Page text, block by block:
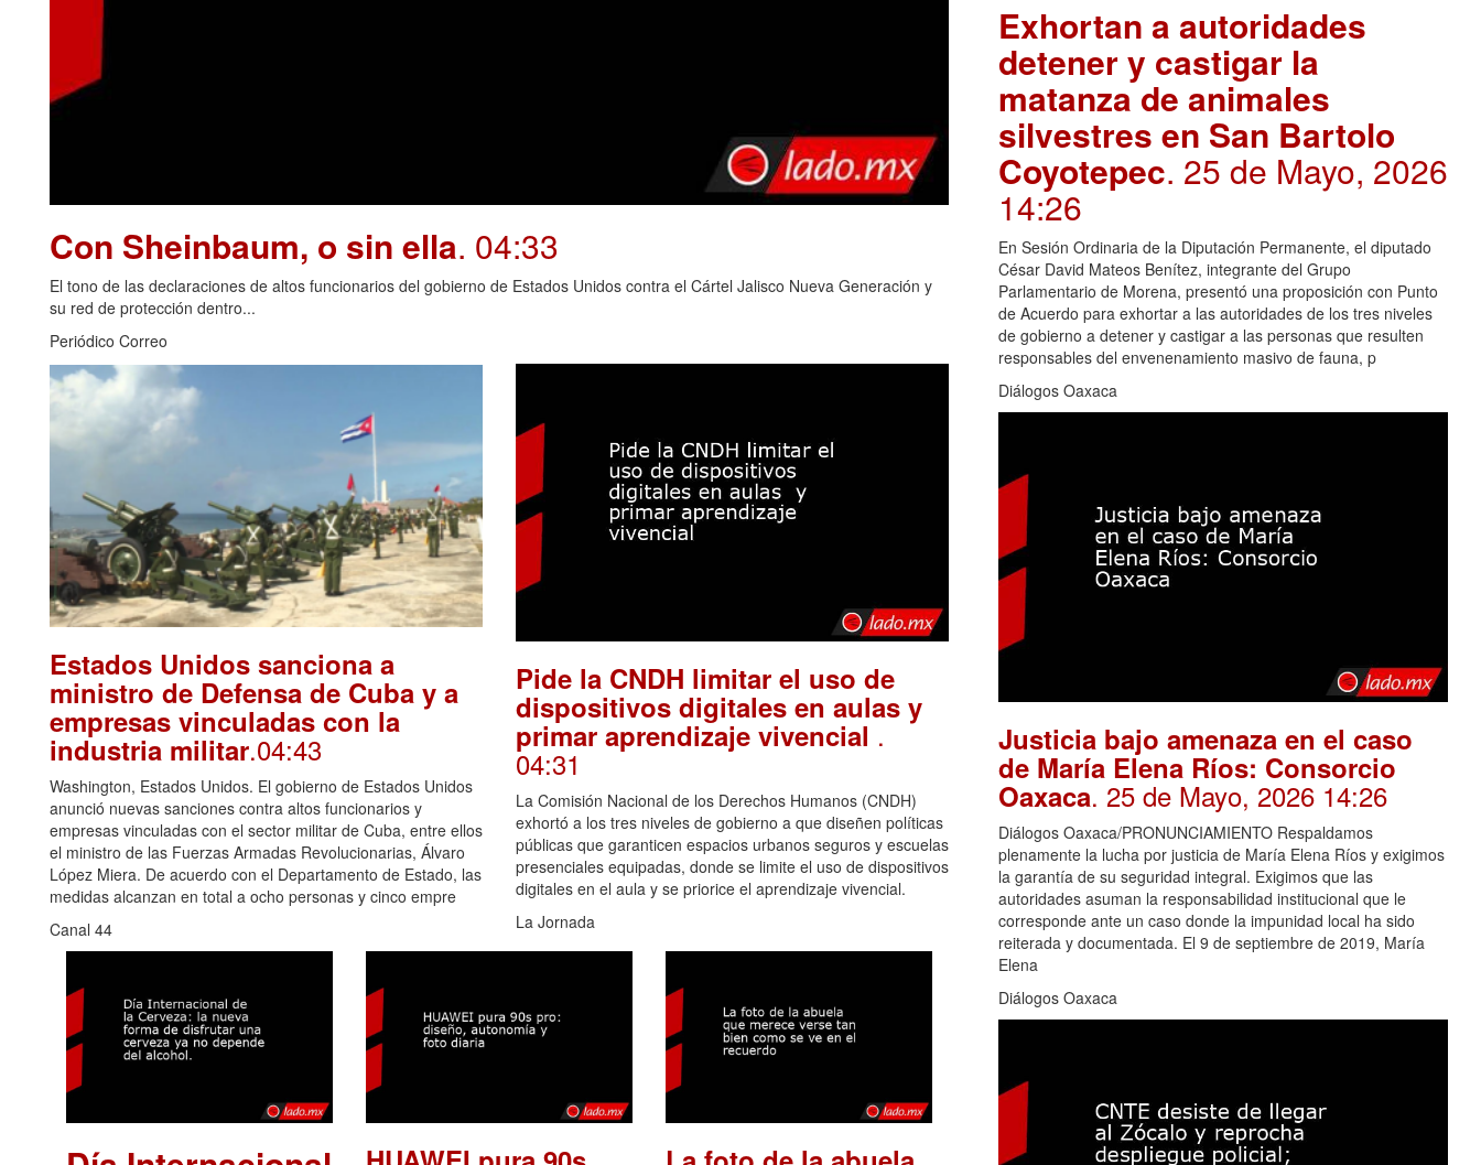
Con Sheinbaum, o sin ella. 04:33
El tono de las declaraciones de altos funcionarios del gobierno de Estados Unidos contra el Cártel Jalisco Nueva Generación y
su red de protección dentro...
Periódico Correo
Estados Unidos sanciona a
ministro de Defensa de Cuba y a
empresas vinculadas con la
industria militar.04:43
Washington, Estados Unidos. El gobierno de Estados Unidos
anunció nuevas sanciones contra altos funcionarios y
empresas vinculadas con el sector militar de Cuba, entre ellos
el ministro de las Fuerzas Armadas Revolucionarias, Álvaro
López Miera. De acuerdo con el Departamento de Estado, las
medidas alcanzan en total a ocho personas y cinco empre
Canal 44
Pide la CNDH limitar el uso de
dispositivos digitales en aulas y
primar aprendizaje vivencial .
04:31
La Comisión Nacional de los Derechos Humanos (CNDH)
exhortó a los tres niveles de gobierno a que diseñen políticas
públicas que garanticen espacios urbanos seguros y escuelas
presenciales equipadas, donde se limite el uso de dispositivos
digitales en el aula y se priorice el aprendizaje vivencial.
La Jornada
Exhortan a autoridades
detener y castigar la
matanza de animales
silvestres en San Bartolo
Coyotepec. 25 de Mayo, 2026
14:26
En Sesión Ordinaria de la Diputación Permanente, el diputado
César David Mateos Benítez, integrante del Grupo
Parlamentario de Morena, presentó una proposición con Punto
de Acuerdo para exhortar a las autoridades de los tres niveles
de gobierno a detener y castigar a las personas que resulten
responsables del envenenamiento masivo de fauna, p
Diálogos Oaxaca
Justicia bajo amenaza en el caso
de María Elena Ríos: Consorcio
Oaxaca. 25 de Mayo, 2026 14:26
Diálogos Oaxaca/PRONUNCIAMIENTO Respaldamos
plenamente la lucha por justicia de María Elena Ríos y exigimos
la garantía de su seguridad integral. Exigimos que las
autoridades asuman la responsabilidad institucional que le
corresponde ante un caso donde la impunidad local ha sido
reiterada y documentada. El 9 de septiembre de 2019, María
Elena
Diálogos Oaxaca